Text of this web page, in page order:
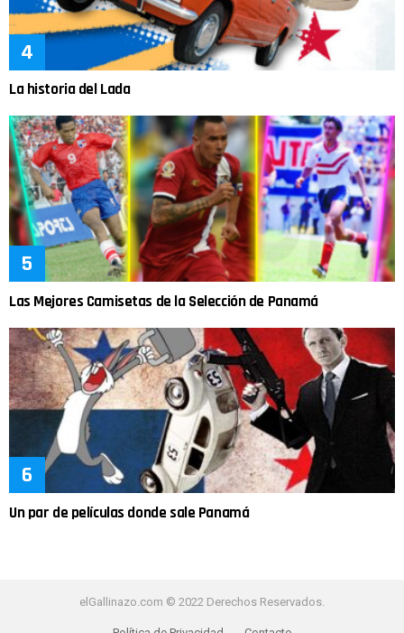
La historia del Lada
Las Mejores Camisetas de la Selección de Panamá
Un par de películas donde sale Panamá
elGallinazo.com © 2022 Derechos Reservados.